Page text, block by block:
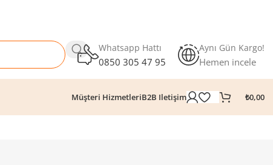
Whatsapp Hattı
0850 305 47 95
Aynı Gün Kargo!
Hemen incele
Müşteri HizmetleriB2B Iletişim ₺0,00